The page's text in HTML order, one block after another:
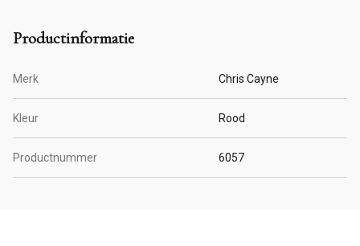
Productinformatie
Merk Chris Cayne
Kleur Rood
Productnummer 6057